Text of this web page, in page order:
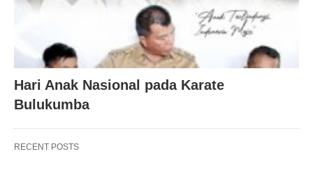
Hari Anak Nasional pada Karate
Bulukumba
RECENT POSTS